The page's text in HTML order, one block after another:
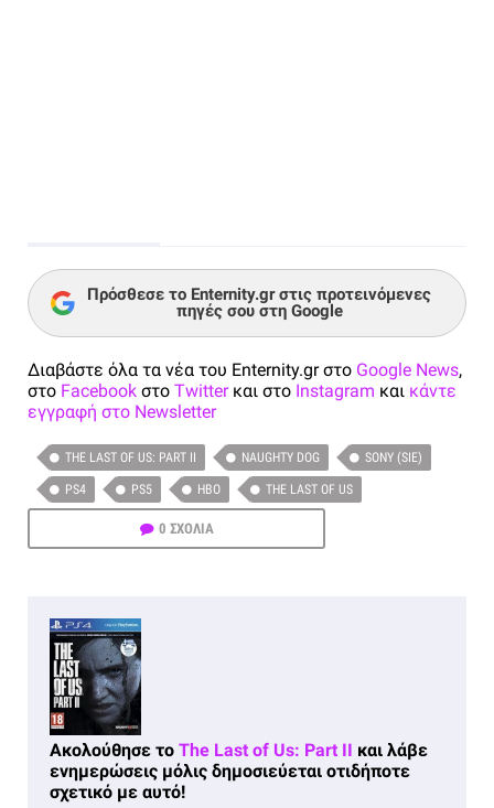
Πρόσθεσε το Enternity.gr στις προτεινόμενες
πηγές σου στη Google
Διαβάστε όλα τα νέα του Enternity.gr στο Google News,
στο Facebook στο Twitterκαι στο Instagram και κάντε
εγγραφή στο Newsletter
THE LAST OF US: PART II NAUGHTY DOG SONY (SIE)
PS4 PS5 HBO THE LAST OF US
0 ΣΧΟΛΙΑ
Ακολούθησε το The Last of Us: Part II και λάβε
ενημερώσεις μόλις δημοσιεύεται οτιδήποτε
σχετικό με αυτό!